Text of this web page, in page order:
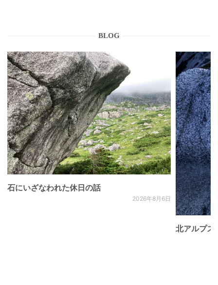
BLOG
石にいざなわれた休日の話
2026年8月6日
北アルプ